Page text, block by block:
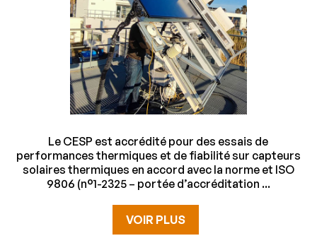
Le CESP est accrédité pour des essais de
performances thermiques et de fiabilité sur capteurs
solaires thermiques en accord avec la norme et ISO
9806 (n°1-2325 – portée d’accréditation ...
VOIR PLUS